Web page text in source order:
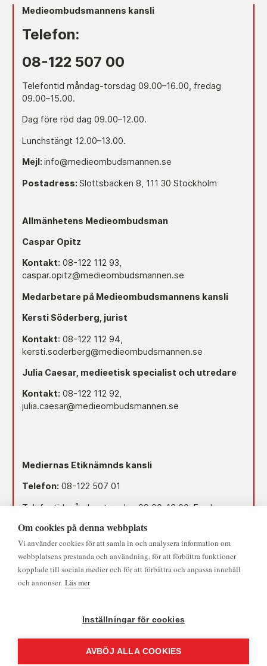
Medieombudsmannens kansli
Telefon:
08-122 507 00
Telefontid måndag-torsdag 09.00–16.00, fredag
09.00–15.00.
Dag före röd dag 09.00–12.00.
Lunchstängt 12.00–13.00.
Mejl: info@medieombudsmannen.se
Postadress: Slottsbacken 8, 111 30 Stockholm
Allmänhetens Medieombudsman
Caspar Opitz
Kontakt: 08-122 112 93,
caspar.opitz@medieombudsmannen.se
Medarbetare på Medieombudsmannens kansli
Kersti Söderberg, jurist
Kontakt: 08-122 112 94,
kersti.soderberg@medieombudsmannen.se
Julia Caesar, medieetisk specialist och utredare
Kontakt: 08-122 112 92,
julia.caesar@medieombudsmannen.se
Mediernas Etiknämnds kansli
Telefon: 08-122 507 01
Telefontid måndag-torsdag 09.00–16.00. Fredag
Dag före röd dag 09.00–12.00.
Lunchstängt 12.00–13.00.
Mejl:namnden@medieombudsmannen.se
Om cookies på denna webbplats
Vi använder cookies för att samla in och analysera information om
webbplatsens prestanda och användning, för att förbättra funktioner
kopplade till sociala medier och för att förbättra och anpassa innehåll
och annonser. Läs mer
Inställningar för cookies
AVBÖJ ALLA COOKIES